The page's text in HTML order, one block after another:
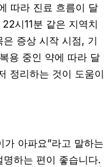
따라 진료 흐름이 달
시11분 같은 지역치
증상 시작 시점, 기
용 중인 약에 따라 달
정리하는 것이 도움이
가 아파요”라고 말하는
하는 편이 좋습니다.